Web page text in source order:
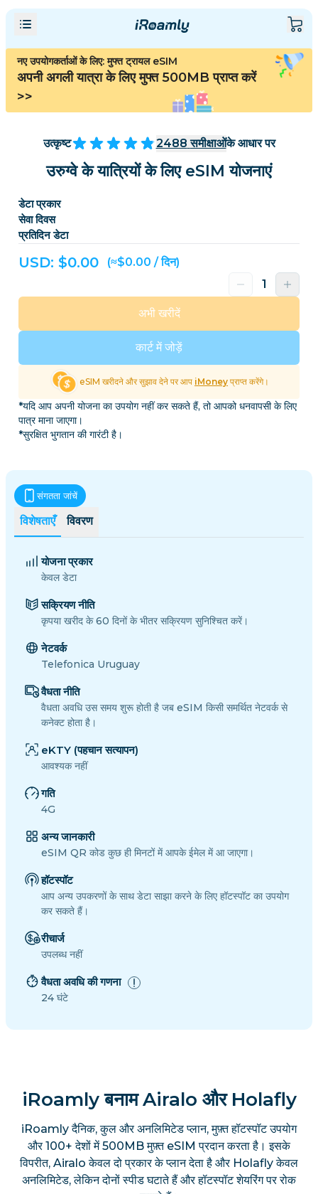
नए उपयोगकर्ताओं के लिए: मुफ्त ट्रायल eSIM
अपनी अगली यात्रा के लिए मुफ्त 500MB प्राप्त करें
>>
उत्कृष्ट 2488 समीक्षाओंके आधार पर
उरुग्वे के यात्रियों के लिए eSIM योजनाएं
डेटा प्रकार
सेवा दिवस
प्रतिदिन डेटा
USD: $0.00 (≈$0.00 / दिन)
कार्ट में जोड़ें
अभी खरीदें
eSIM खरीदने और सुझाव देने पर आप iMoney प्राप्त करेंगे।
*यदि आप अपनी योजना का उपयोग नहीं कर सकते हैं, तो आपको धनवापसी के लिए
पात्र माना जाएगा।
*सुरक्षित भुगतान की गारंटी है।
विशेषताएँ विवरण
संगतता जांचें
योजना प्रकार
केवल डेटा
सक्रियण नीति
कृपया खरीद के 60 दिनों के भीतर सक्रियण सुनिश्चित करें।
नेटवर्क
Telefonica Uruguay
वैधता नीति
वैधता अवधि उस समय शुरू होती है जब eSIM किसी समर्थित नेटवर्क से
कनेक्ट होता है।
eKTY (पहचान सत्यापन)
आवश्यक नहीं
गति
4G
अन्य जानकारी
eSIM QR कोड कुछ ही मिनटों में आपके ईमेल में आ जाएगा।
हॉटस्पॉट
आप अन्य उपकरणों के साथ डेटा साझा करने के लिए हॉटस्पॉट का उपयोग
कर सकते हैं।
रीचार्ज
उपलब्ध नहीं
वैधता अवधि की गणना
24 घंटे
iRoamly बनाम Airalo और Holafly
iRoamly दैनिक, कुल और अनलिमिटेड प्लान, मुफ़्त हॉटस्पॉट उपयोग
और 100+ देशों में 500MB मुफ़्त eSIM प्रदान करता है। इसके
विपरीत, Airalo केवल दो प्रकार के प्लान देता है और Holafly केवल
अनलिमिटेड, लेकिन दोनों स्पीड घटाते हैं और हॉटस्पॉट शेयरिंग पर रोक